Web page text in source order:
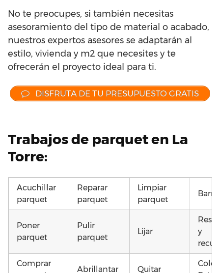
No te preocupes, si también necesitas
asesoramiento del tipo de material o acabado,
nuestros expertos asesores se adaptarán al
estilo, vivienda y m2 que necesites y te
ofrecerán el proyecto ideal para ti.
DISFRUTA DE TU PRESUPUESTO GRATIS
Trabajos de parquet en La
Torre:
Acuchillar
parquet
Reparar
parquet
Limpiar
parquet
Poner
parquet
Pulir
parquet
Lijar
y
Comprar
Abrillantar Quitar